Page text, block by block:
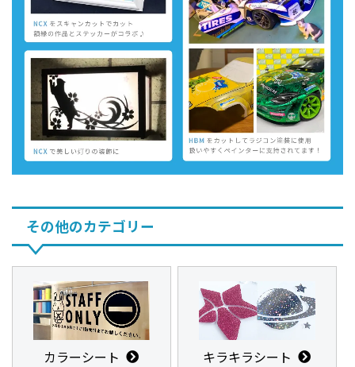
その他のカテゴリー
カラーシート キラキラシート